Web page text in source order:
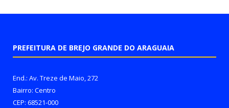
PREFEITURA DE BREJO GRANDE DO ARAGUAIA
End.: Av. Treze de Maio, 272
Bairro: Centro
CEP: 68521-000